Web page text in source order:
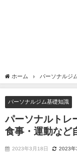
ホーム パーソナルジ
れる？食事・運動など自己
パーソナルジム基礎知識
パーソナルトレ
食事・運動など
2023年3月18日 2023年